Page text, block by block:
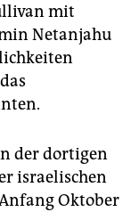
mit
Netanjahu
der dortigen
israelischen
Oktober